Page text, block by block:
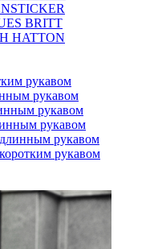
BRITT
HATTON
рукавом
рукавом
рукавом
рукавом
рукавом
рукавом